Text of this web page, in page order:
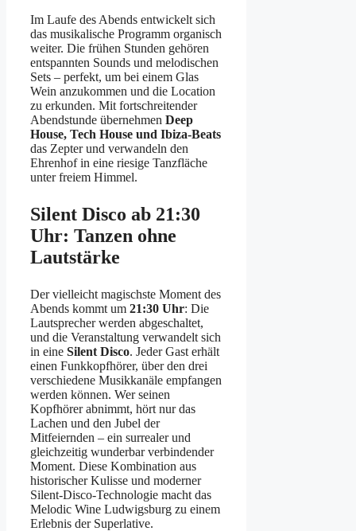
Im Laufe des Abends entwickelt sich
das musikalische Programm organisch
weiter. Die frühen Stunden gehören
entspannten Sounds und melodischen
Sets – perfekt, um bei einem Glas
Wein anzukommen und die Location
zu erkunden. Mit fortschreitender
Abendstunde übernehmen Deep
House, Tech House und Ibiza-Beats
das Zepter und verwandeln den
Ehrenhof in eine riesige Tanzfläche
unter freiem Himmel.
Silent Disco ab 21:30
Uhr: Tanzen ohne
Lautstärke
Der vielleicht magischste Moment des
Abends kommt um 21:30 Uhr: Die
Lautsprecher werden abgeschaltet,
und die Veranstaltung verwandelt sich
in eine Silent Disco. Jeder Gast erhält
einen Funkkopfhörer, über den drei
verschiedene Musikkanäle empfangen
werden können. Wer seinen
Kopfhörer abnimmt, hört nur das
Lachen und den Jubel der
Mitfeiernden – ein surrealer und
gleichzeitig wunderbar verbindender
Moment. Diese Kombination aus
historischer Kulisse und moderner
Silent-Disco-Technologie macht das
Melodic Wine Ludwigsburg zu einem
Erlebnis der Superlative.